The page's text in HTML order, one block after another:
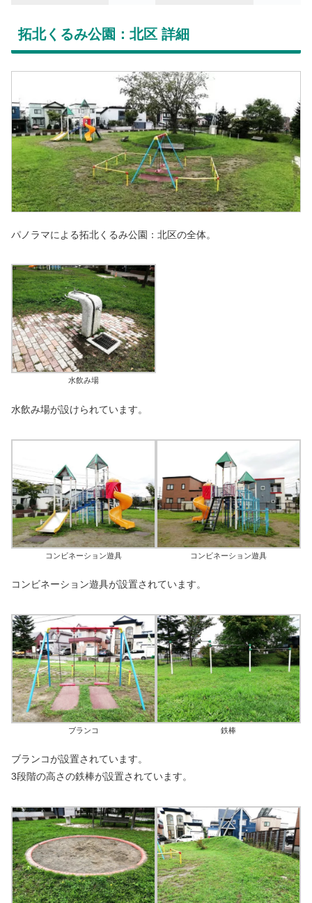
拓北くるみ公園：北区 詳細
パノラマによる拓北くるみ公園：北区の全体。
水飲み場
水飲み場が設けられています。
コンビネーション遊具 コンビネーション遊具
コンビネーション遊具が設置されています。
ブランコ 鉄棒
ブランコが設置されています。
3段階の高さの鉄棒が設置されています。